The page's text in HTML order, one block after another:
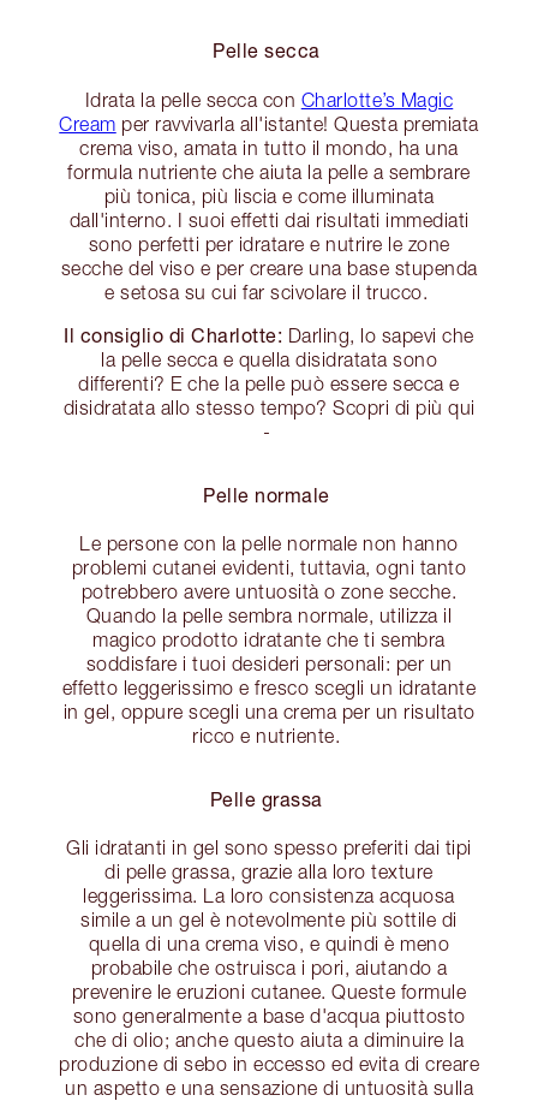
Pelle secca
Idrata la pelle secca con Charlotte’s Magic
Cream per ravvivarla all'istante! Questa premiata
crema viso, amata in tutto il mondo, ha una
formula nutriente che aiuta la pelle a sembrare
più tonica, più liscia e come illuminata
dall'interno. I suoi effetti dai risultati immediati
sono perfetti per idratare e nutrire le zone
secche del viso e per creare una base stupenda
e setosa su cui far scivolare il trucco.
Il consiglio di Charlotte: Darling, lo sapevi che
la pelle secca e quella disidratata sono
differenti? E che la pelle può essere secca e
disidratata allo stesso tempo? Scopri di più qui
-
Pelle normale
Le persone con la pelle normale non hanno
problemi cutanei evidenti, tuttavia, ogni tanto
potrebbero avere untuosità o zone secche.
Quando la pelle sembra normale, utilizza il
magico prodotto idratante che ti sembra
soddisfare i tuoi desideri personali: per un
effetto leggerissimo e fresco scegli un idratante
in gel, oppure scegli una crema per un risultato
ricco e nutriente.
Pelle grassa
Gli idratanti in gel sono spesso preferiti dai tipi
di pelle grassa, grazie alla loro texture
leggerissima. La loro consistenza acquosa
simile a un gel è notevolmente più sottile di
quella di una crema viso, e quindi è meno
probabile che ostruisca i pori, aiutando a
prevenire le eruzioni cutanee. Queste formule
sono generalmente a base d'acqua piuttosto
che di olio; anche questo aiuta a diminuire la
produzione di sebo in eccesso ed evita di creare
un aspetto e una sensazione di untuosità sulla